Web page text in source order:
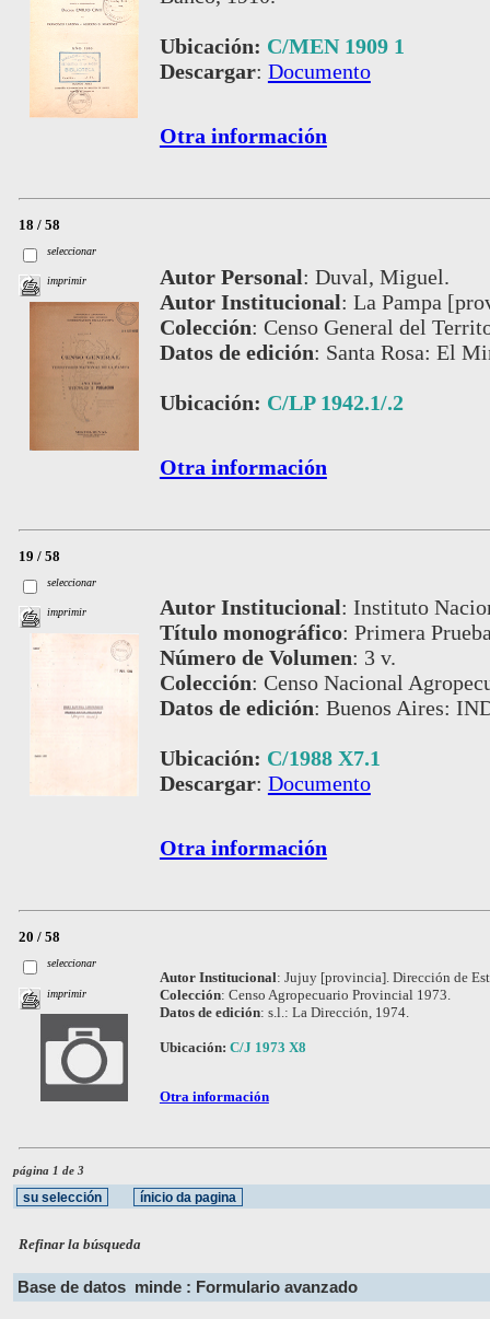
Ubicación: C/MEN 1909 1
Descargar: Documento
Otra información
18 / 58
seleccionar
imprimir Autor Personal: Duval, Miguel.
Autor Institucional: La Pampa
Colección: Censo General del
Datos de edición: Santa Rosa: El
Ubicación: C/LP 1942.1/.2
Otra información
19 / 58
seleccionar
imprimir Autor Institucional: Instituto
Título monográfico: Primera
Número de Volumen: 3 v.
Colección: Censo Nacional
Datos de edición: Buenos Aires:
Ubicación: C/1988 X7.1
Descargar: Documento
Otra información
20 / 58
seleccionar
imprimir
Autor Institucional: Jujuy [provincia]. Dirección de
Colección: Censo Agropecuario Provincial 1973.
Datos de edición: s.l.: La Dirección, 1974.
Ubicación: C/J 1973 X8
Otra información
página 1 de 3
Refinar la búsqueda
Base de datos minde : Formulario avanzado